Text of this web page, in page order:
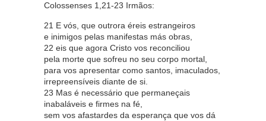
Colossenses 1,21-23 Irmãos:
21 E vós, que outrora éreis estrangeiros
e inimigos pelas manifestas más obras,
22 eis que agora Cristo vos reconciliou
pela morte que sofreu no seu corpo mortal,
para vos apresentar como santos, imaculados,
irrepreensíveis diante de si.
23 Mas é necessário que permaneçais
inabaláveis e firmes na fé,
sem vos afastardes da esperança que vos dá